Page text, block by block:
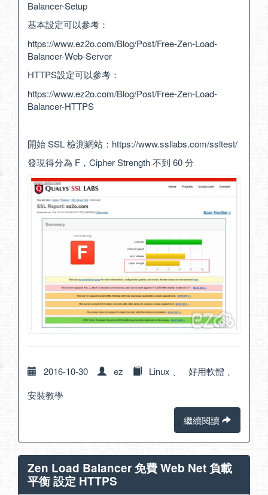
Balancer-Setup
基本設定可以參考：
https://www.ez2o.com/Blog/Post/Free-Zen-Load-
Balancer-Web-Server
HTTPS設定可以參考：
https://www.ez2o.com/Blog/Post/Free-Zen-Load-
Balancer-HTTPS
開始 SSL 檢測網站： https://www.ssllabs.com/ssltest/
發現得分為 F，Cipher Strength 不到 60 分
2016-10-30 ez Linux 、 好用軟體 、
安裝教學
繼續閱讀
Zen Load Balancer 免費 Web Net 負載
平衡 設定 HTTPS